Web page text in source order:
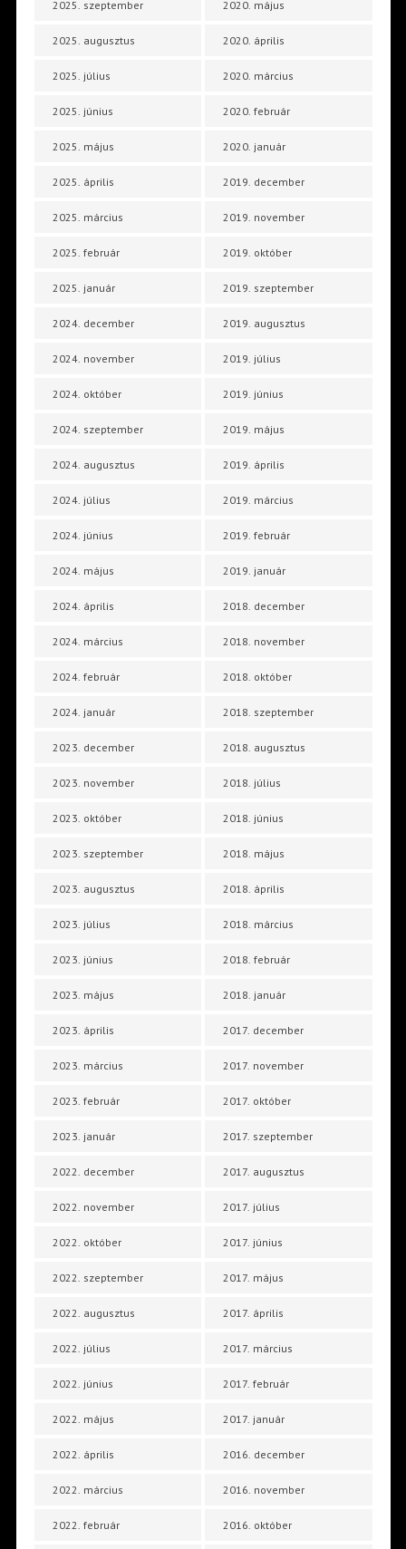
2025. szeptember
2025. augusztus
2025. július
2025. június
2025. május
2025. április
2025. március
2025. február
2025. január
2024. december
2024. november
2024. október
2024. szeptember
2024. augusztus
2024. július
2024. június
2024. május
2024. április
2024. március
2024. február
2024. január
2023. december
2023. november
2023. október
2023. szeptember
2023. augusztus
2023. július
2023. június
2023. május
2023. április
2023. március
2023. február
2023. január
2022. december
2022. november
2022. október
2022. szeptember
2022. augusztus
2022. július
2022. június
2022. május
2022. április
2022. március
2022. február
2020. május
2020. április
2020. március
2020. február
2020. január
2019. december
2019. november
2019. október
2019. szeptember
2019. augusztus
2019. július
2019. június
2019. május
2019. április
2019. március
2019. február
2019. január
2018. december
2018. november
2018. október
2018. szeptember
2018. augusztus
2018. július
2018. június
2018. május
2018. április
2018. március
2018. február
2018. január
2017. december
2017. november
2017. október
2017. szeptember
2017. augusztus
2017. július
2017. június
2017. május
2017. április
2017. március
2017. február
2017. január
2016. december
2016. november
2016. október